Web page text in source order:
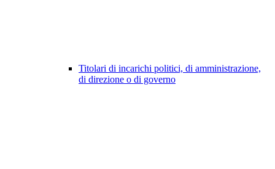
Titolari di incarichi politici, di amministrazione,
di direzione o di governo